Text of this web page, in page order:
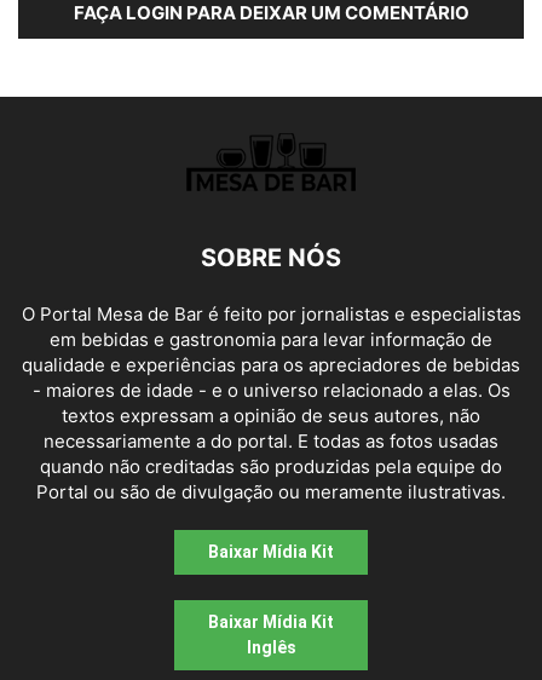
FAÇA LOGIN PARA DEIXAR UM COMENTÁRIO
SOBRE NÓS
O Portal Mesa de Bar é feito por jornalistas e especialistas
em bebidas e gastronomia para levar informação de
qualidade e experiências para os apreciadores de bebidas
- maiores de idade - e o universo relacionado a elas. Os
textos expressam a opinião de seus autores, não
necessariamente a do portal. E todas as fotos usadas
quando não creditadas são produzidas pela equipe do
Portal ou são de divulgação ou meramente ilustrativas.
Baixar Mídia Kit
Baixar Mídia Kit
Inglês